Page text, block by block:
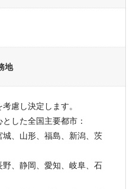
地
慮し決定します。
した全国主要都市：
、山形、福島、新潟、茨
、静岡、愛知、岐阜、石